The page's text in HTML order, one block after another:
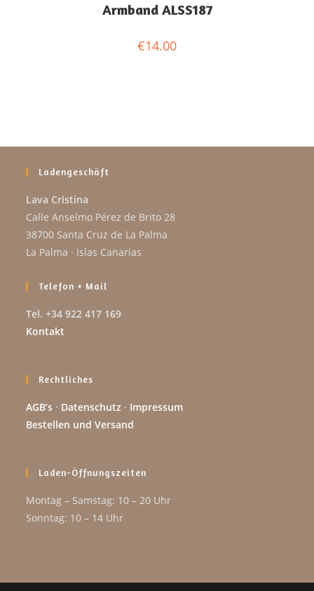
Armband ALSS187
€14.00
Ladengeschäft
Lava Cristina
Calle Anselmo Pérez de Brito 28
38700 Santa Cruz de La Palma
La Palma · Islas Canarias
Telefon + Mail
Tel. +34 922 417 169
Kontakt
Rechtliches
AGB’s · Datenschutz · Impressum
Bestellen und Versand
Laden-Öffnungszeiten
Montag – Samstag: 10 – 20 Uhr
Sonntag: 10 – 14 Uhr